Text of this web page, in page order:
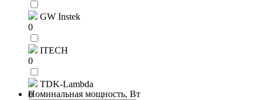
GW Instek
0
ITECH
0
TDK-Lambda
0
Номинальная мощность, Вт